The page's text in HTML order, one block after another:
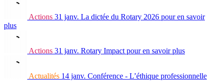
Actions 31 janv. La dictée du Rotary 2026 pour en savoir
plus
Actions 31 janv. Rotary Impact pour en savoir plus
Actualités 14 janv. Conférence - L’éthique professionnelle